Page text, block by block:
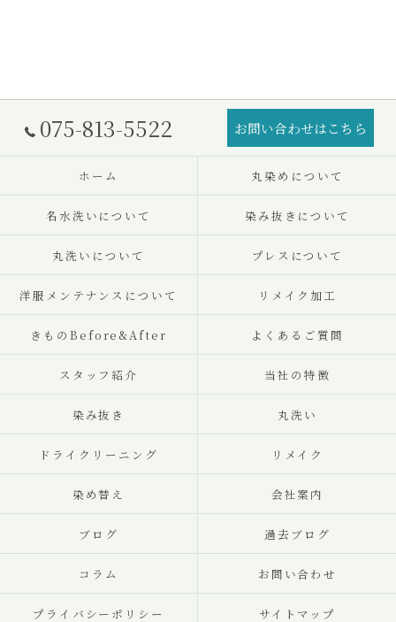
075-813-5522 お問い合わせはこちら
ホーム 丸染めについて
名水洗いについて 染み抜きについて
丸洗いについて プレスについて
洋服メンテナンスについて リメイク加工
きものBefore&After よくあるご質問
スタッフ紹介 当社の特徴
染み抜き 丸洗い
ドライクリーニング リメイク
染め替え 会社案内
ブログ 過去ブログ
コラム お問い合わせ
プライバシーポリシー サイトマップ